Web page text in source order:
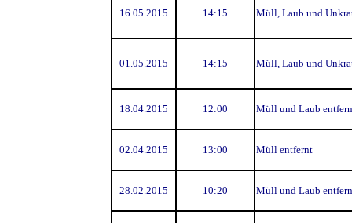
16.05.2015 14:15 Müll, Laub und
01.05.2015 14:15 Müll, Laub und
18.04.2015 12:00 Müll und Laub
02.04.2015 13:00 Müll entfernt
28.02.2015 10:20 Müll und Laub